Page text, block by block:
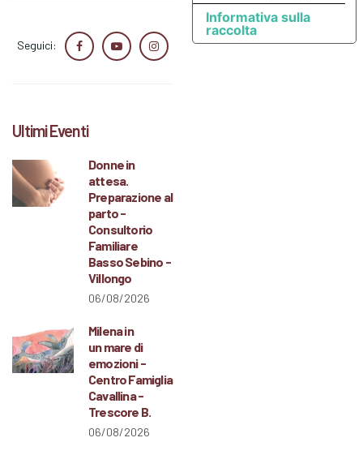
Seguici:
Ultimi Eventi
Donne in
attesa.
Preparazione al
parto -
Consultorio
Familiare
Basso Sebino -
Villongo
06/08/2026
Milena in
un mare di
emozioni -
Centro Famiglia
Cavallina -
Trescore B.
06/08/2026
Informativa sulla
raccolta